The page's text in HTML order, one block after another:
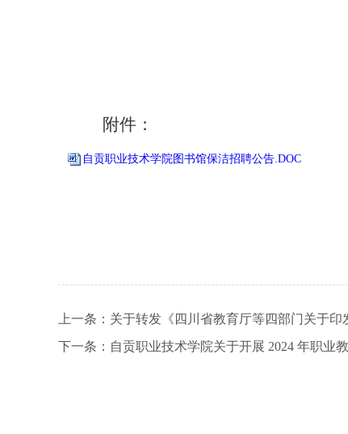
附件：
自贡职业技术学院图书馆保洁招聘公告.DOC
上一条： 关于转发《四川省教育厅等四部门关于
下一条： 自贡职业技术学院关于开展 2024 年职业